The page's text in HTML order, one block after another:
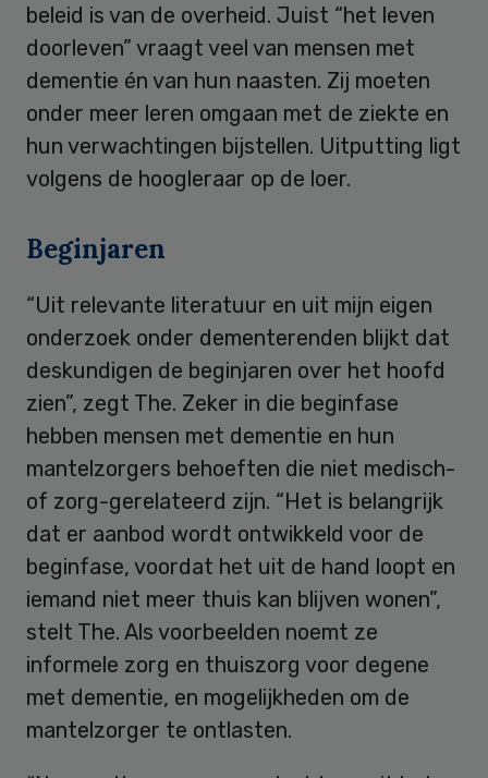
beleid is van de overheid. Juist “het leven
doorleven” vraagt veel van mensen met
dementie én van hun naasten. Zij moeten
onder meer leren omgaan met de ziekte en
hun verwachtingen bijstellen. Uitputting ligt
volgens de hoogleraar op de loer.
Beginjaren
“Uit relevante literatuur en uit mijn eigen
onderzoek onder dementerenden blijkt dat
deskundigen de beginjaren over het hoofd
zien”, zegt The. Zeker in die beginfase
hebben mensen met dementie en hun
mantelzorgers behoeften die niet medisch-
of zorg-gerelateerd zijn. “Het is belangrijk
dat er aanbod wordt ontwikkeld voor de
beginfase, voordat het uit de hand loopt en
iemand niet meer thuis kan blijven wonen”,
stelt The. Als voorbeelden noemt ze
informele zorg en thuiszorg voor degene
met dementie, en mogelijkheden om de
mantelzorger te ontlasten.